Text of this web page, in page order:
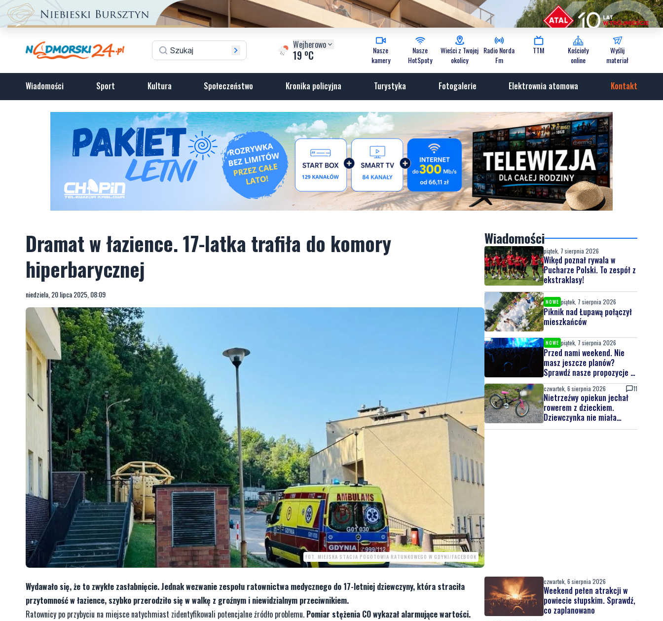
Wejherowo
19 oC
Nasze
kamery
Nasze
HotSpoty
Wieści z Twojej
okolicy
Radio Norda
Fm
TTM
Kościoły
online
Wyślij
materiał
Wiadomości Sport Kultura Społeczeństwo Kronika policyjna Turystyka Fotogalerie Elektrownia atomowa Kontakt
Dramat w łazience. 17-latka trafiła do komory
hiperbarycznej
niedziela, 20 lipca 2025, 08:09
FOT. MIEJSKA STACJA POGOTOWIA RATUNKOWEGO W GDYNI/FACEBOOK
Wydawało się, że to zwykłe zasłabnięcie. Jednak wezwanie zespołu ratownictwa medycznego do 17-letniej dziewczyny, która straciła
przytomność w łazience, szybko przerodziło się w walkę z groźnym i niewidzialnym przeciwnikiem.
Ratownicy po przybyciu na miejsce natychmiast zidentyfikowali potencjalne źródło problemu. Pomiar stężenia CO wykazał alarmujące wartości.
Wiadomości
piątek, 7 sierpnia 2026
Wikęd poznał rywala w
Pucharze Polski. To zespół z
ekstraklasy!
NOWE piątek, 7 sierpnia 2026
Piknik nad Łupawą połączył
mieszkańców
NOWE piątek, 7 sierpnia 2026
Przed nami weekend. Nie
masz jeszcze planów?
Sprawdź nasze propozycje w
powiecie wejherowskim i
puckim
czwartek, 6 sierpnia 2026 11
Nietrzeźwy opiekun jechał
rowerem z dzieckiem.
Dziewczynka nie miała
kasku
czwartek, 6 sierpnia 2026
Weekend pełen atrakcji w
powiecie słupskim. Sprawdź,
co zaplanowano